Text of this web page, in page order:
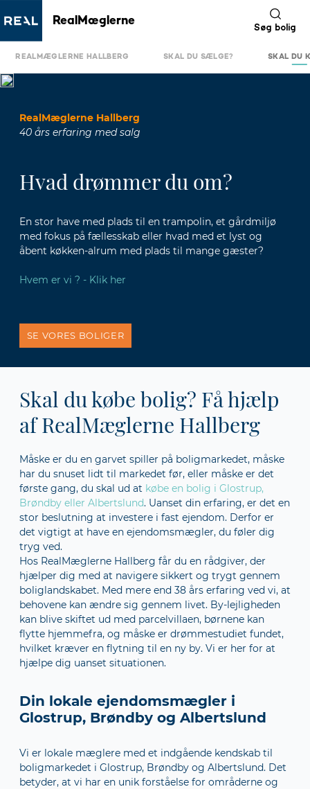
RealMæglerne
Søg bolig
REALMÆGLERNE HALLBERG SKAL DU SÆLGE? SKAL DU
RealMæglerne Hallberg
40 års erfaring med salg
Hvad drømmer du om?
En stor have med plads til en trampolin, et gårdmiljø
med fokus på fællesskab eller hvad med et lyst og
åbent køkken-alrum med plads til mange gæster?
Hvem er vi ? - Klik her
SE VORES BOLIGER
Skal du købe bolig? Få hjælp
af RealMæglerne Hallberg
Måske er du en garvet spiller på boligmarkedet, måske
har du snuset lidt til markedet før, eller måske er det
første gang, du skal ud at købe en bolig i Glostrup,
Brøndby eller Albertslund. Uanset din erfaring, er det en
stor beslutning at investere i fast ejendom. Derfor er
det vigtigt at have en ejendomsmægler, du føler dig
tryg ved.
Hos RealMæglerne Hallberg får du en rådgiver, der
hjælper dig med at navigere sikkert og trygt gennem
boliglandskabet. Med mere end 38 års erfaring ved vi, at
behovene kan ændre sig gennem livet. By-lejligheden
kan blive skiftet ud med parcelvillaen, børnene kan
flytte hjemmefra, og måske er drømmestudiet fundet,
hvilket kræver en flytning til en ny by. Vi er her for at
hjælpe dig uanset situationen.
Din lokale ejendomsmægler i
Glostrup, Brøndby og Albertslund
Vi er lokale mæglere med et indgående kendskab til
boligmarkedet i Glostrup, Brøndby og Albertslund. Det
betyder, at vi har en unik forståelse for områderne og